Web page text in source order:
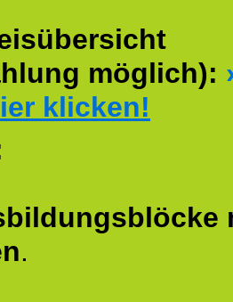
möglich):
klicken!
.